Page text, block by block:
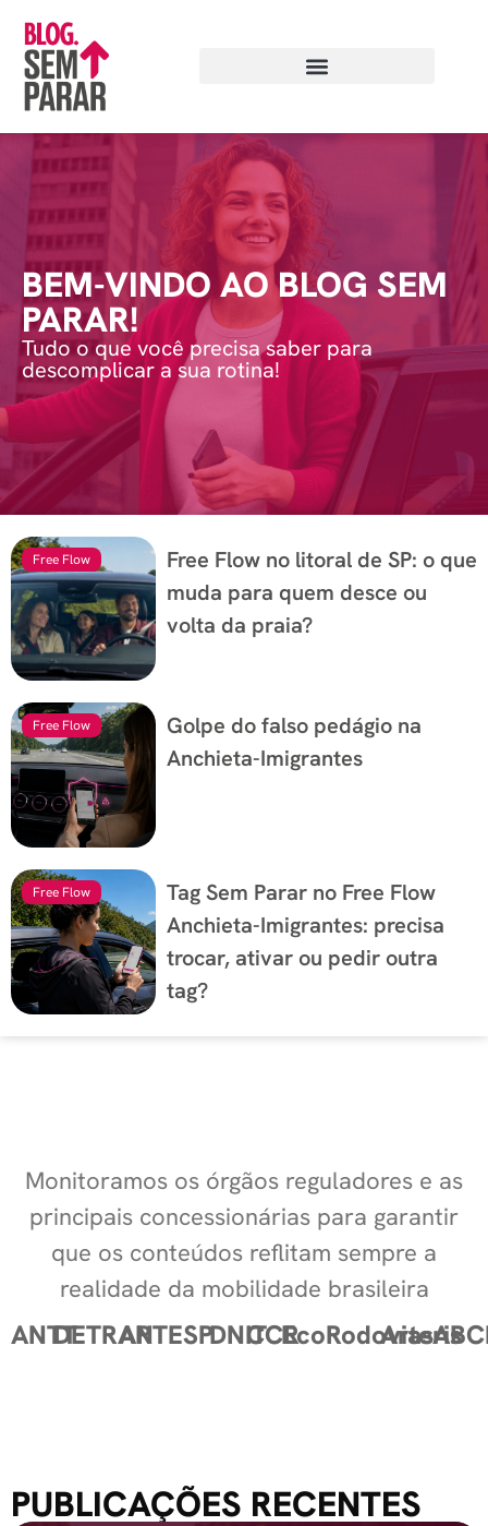
BEM-VINDO AO BLOG SEM
PARAR!
Tudo o que você precisa saber para
descomplicar a sua rotina!
Free Flow
Free Flow no litoral de SP: o que
muda para quem desce ou
volta da praia?
Free Flow
Golpe do falso pedágio na
Anchieta-Imigrantes
Free Flow
Tag Sem Parar no Free Flow
Anchieta-Imigrantes: precisa
trocar, ativar ou pedir outra
tag?
Monitoramos os órgãos reguladores e as
principais concessionárias para garantir
que os conteúdos reflitam sempre a
realidade da mobilidade brasileira
ANTTDETRANARTESPDNITCCREcoRodovias
Arteris
PUBLICAÇÕES RECENTES